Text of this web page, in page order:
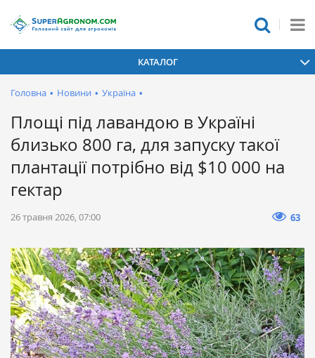
КАТАЛОГ
Головна • Новини • Україна •
Площі під лавандою в Україні
близько 800 га, для запуску такої
плантації потрібно від $10 000 на
гектар
26 травня 2026, 07:00 63